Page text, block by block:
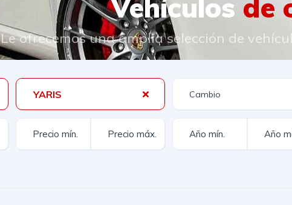
Vehículos de
Le ofrecemos una amplia selección de
YARIS